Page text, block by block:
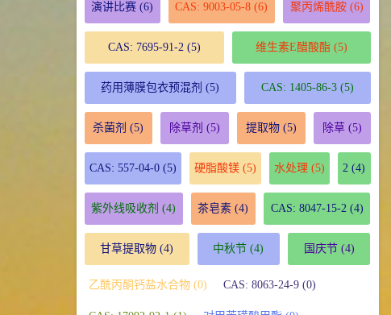
演讲比赛 (6) CAS: 9003-05-8 (6) 聚丙烯酰胺(6)
CAS: 7695-91-2(5) 维生素E醋酸酯(5)
药用薄膜包衣预混剂 (5) CAS: 1405-86-3(5)
杀菌剂 (5) 除草剂 (5) 提取物(5) 除草(5)
CAS: 557-04-0(5) 硬脂酸镁(5) 水处理 (5) 2 (4)
紫外线吸收剂 (4) 茶皂素 (4) CAS: 8047-15-2(4)
甘草提取物 (4) 中秋节 (4) 国庆节(4)
乙酰丙酮钙盐水合物 (0) CAS: 8063-24-9 (0)